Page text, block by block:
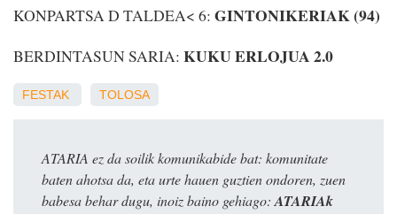
KONPARTSA D TALDEA< 6: GINTONIKERIAK (94)
BERDINTASUN SARIA: KUKU ERLOJUA 2.0
FESTAK TOLOSA
ATARIA ez da soilik komunikabide bat: komunitate
baten ahotsa da, eta urte hauen guztien ondoren, zuen
babesa behar dugu, inoiz baino gehiago: ATARIAk